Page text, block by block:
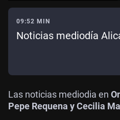
09:52 MIN
Noticias mediodía
Las noticias mediodia en
Pepe Requena y Cecilia